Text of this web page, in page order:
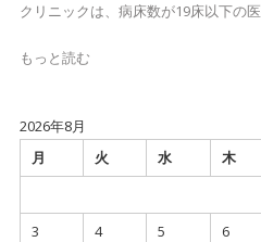
クリニックは、病床数が19床以下の
もっと読む
2026年8月
月
火 水 木
3
4 5 6